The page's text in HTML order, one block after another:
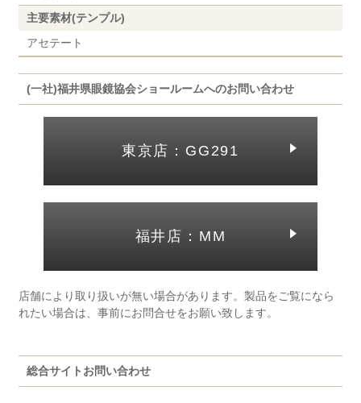
主要素材(テンプル)
アセテート
(一社)福井県眼鏡協会ショールームへのお問い合わせ
東京店：GG291
福井店：MM
店舗により取り扱いが無い場合があります。製品をご覧になら
れたい場合は、事前にお問合せをお願い致します。
総合サイトお問い合わせ